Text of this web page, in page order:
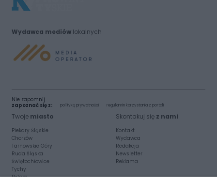
Wydawca mediówlokalnych
Nie zapomnij
zapoznać się z:
polityką prywatności regulamin korzystania z portali
Twoje miasto
Piekary Śląskie
Chorzów
Tarnowskie Góry
Ruda Śląska
Świętochłowice
Tychy
Bytom
Skontakuj się z nami
Kontakt
Wydawca
Redakcja
Newsletter
Reklama